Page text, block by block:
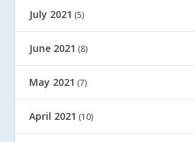
July 2021 (5)
June 2021 (8)
May 2021 (7)
April 2021 (10)